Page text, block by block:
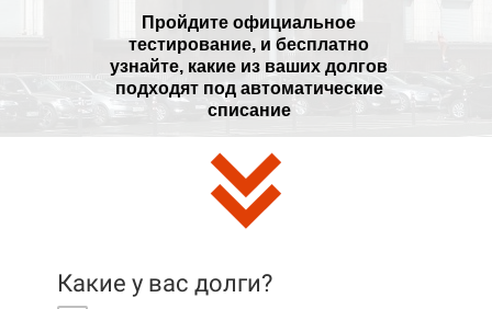
Пройдите официальное
тестирование, и бесплатно
узнайте, какие из ваших долгов
подходят под автоматические
списание
Какие у вас долги?